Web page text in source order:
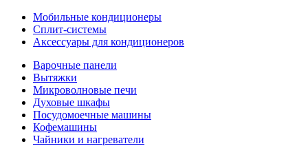
Мобильные кондиционеры
Сплит-системы
Аксессуары для кондиционеров
Варочные панели
Вытяжки
Микроволновые печи
Духовые шкафы
Посудомоечные машины
Кофемашины
Чайники и нагреватели